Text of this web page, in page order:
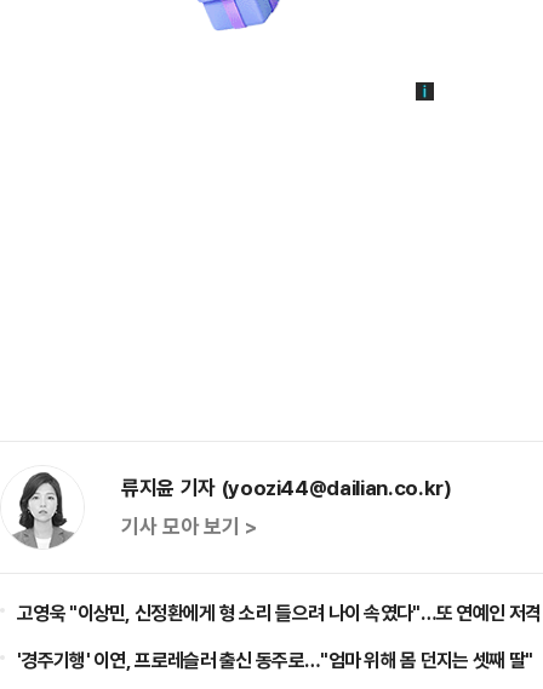
류지윤 기자 (yoozi44@dailian.co.kr)
기사 모아 보기 >
고영욱 "이상민, 신정환에게 형 소리 들으려 나이 속였다"…또 연예인 저격
'경주기행' 이연, 프로레슬러 출신 동주로…"엄마 위해 몸 던지는 셋째 딸"